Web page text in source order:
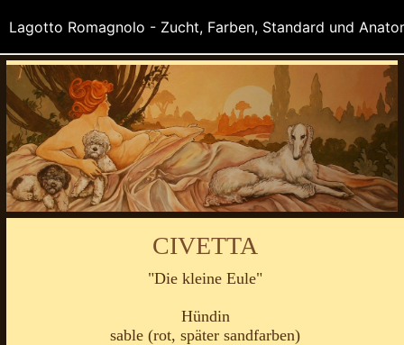
CIVETTA
"Die kleine Eule"
Hündin
sable (rot, später sandfarben)